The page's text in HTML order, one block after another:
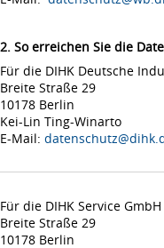
2. So erreichen Sie die
Für die DIHK Deutsche
Breite Straße 29
10178 Berlin
Kei-Lin Ting-Winarto
E-Mail:
Für die DIHK Service GmbH
Breite Straße 29
10178 Berlin